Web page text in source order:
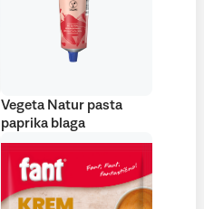
Vegeta Natur pasta
paprika blaga